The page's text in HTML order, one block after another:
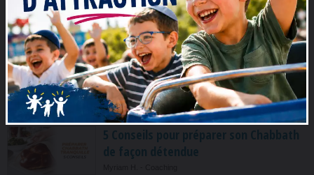
Réé : Vous êtes les enfants de l'Éternel
votre D.ieu !
Rabbanite Gaëlle BERDUGO -Torah féminine
Le Rav Na’houm Diamant raconte dans son livre
Zakhou une de ses expériences. Un matin, je reçois un appel téléphonique : ”il
faut...
Jeudi 6 Août
5 Conseils pour préparer son Chabbath
de façon détendue